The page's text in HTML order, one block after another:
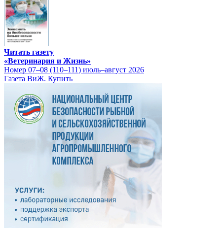
Читать газету
«Ветеринария и Жизнь»
Номер 07–08 (110–111) июль–август 2026
Газета ВиЖ. Купить